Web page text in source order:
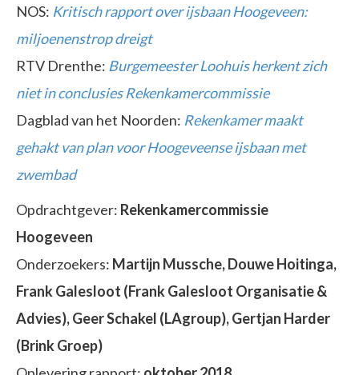
NOS: Kritisch rapport over ijsbaan Hoogeveen:
miljoenenstrop dreigt
RTV Drenthe: Burgemeester Loohuis herkent zich
niet in conclusies Rekenkamercommissie
Dagblad van het Noorden: Rekenkamer maakt
gehakt van plan voor Hoogeveense ijsbaan met
zwembad
Opdrachtgever: Rekenkamercommissie
Hoogeveen
Onderzoekers: Martijn Mussche, Douwe Hoitinga,
Frank Galesloot (Frank Galesloot Organisatie &
Advies), Geer Schakel (LAgroup), Gertjan Harder
(Brink Groep)